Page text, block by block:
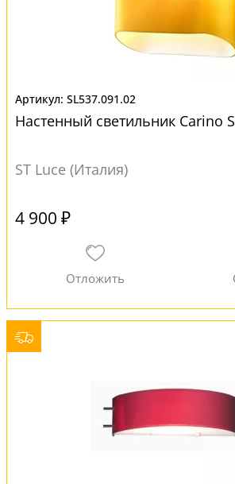
SL537.091.02
Настенный светильник Carino
ST Luce (Италия)
4 900 ₽